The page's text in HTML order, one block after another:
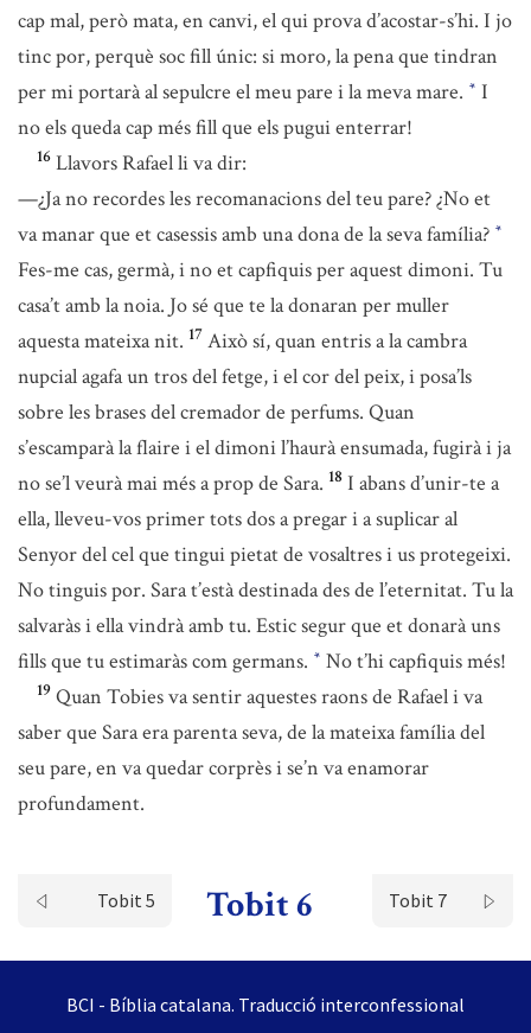
cap mal, però mata, en canvi, el qui prova d’acostar-s’hi. I jo
tinc por, perquè soc fill únic: si moro, la pena que tindran
per mi portarà al sepulcre el meu pare i la meva mare. * I
no els queda cap més fill que els pugui enterrar!
16 Llavors Rafael li va dir:
—¿Ja no recordes les recomanacions del teu pare? ¿No et
va manar que et casessis amb una dona de la seva família? *
Fes-me cas, germà, i no et capfiquis per aquest dimoni. Tu
casa’t amb la noia. Jo sé que te la donaran per muller
aquesta mateixa nit. 17 Això sí, quan entris a la cambra
nupcial agafa un tros del fetge, i el cor del peix, i posa’ls
sobre les brases del cremador de perfums. Quan
s’escamparà la flaire i el dimoni l’haurà ensumada, fugirà i ja
no se’l veurà mai més a prop de Sara. 18 I abans d’unir-te a
ella, lleveu-vos primer tots dos a pregar i a suplicar al
Senyor del cel que tingui pietat de vosaltres i us protegeixi.
No tinguis por. Sara t’està destinada des de l’eternitat. Tu la
salvaràs i ella vindrà amb tu. Estic segur que et donarà uns
fills que tu estimaràs com germans. * No t’hi capfiquis més!
19 Quan Tobies va sentir aquestes raons de Rafael i va
saber que Sara era parenta seva, de la mateixa família del
seu pare, en va quedar corprès i se’n va enamorar
profundament.
Tobit 5 Tobit 6 Tobit 7
BCI - Bíblia catalana. Traducció interconfessional